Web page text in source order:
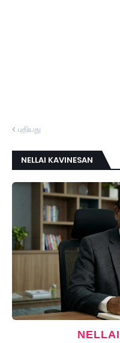
புதியது
NELLAI KAVINESAN